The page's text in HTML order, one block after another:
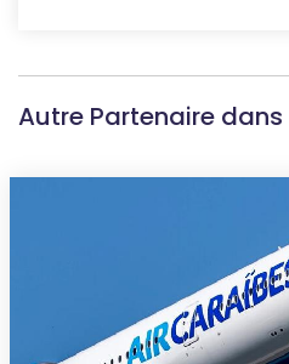
Autre Partenaire